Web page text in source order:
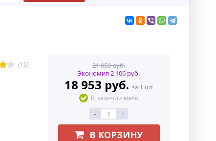
(15)
21 059 руб.
Экономия 2 106 руб.
18 953 руб.за 1 шт
В наличии мало
- +
В КОРЗИНУ